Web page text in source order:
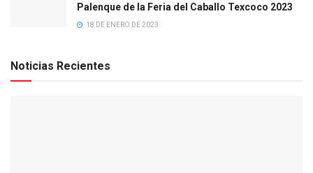
Palenque de la Feria del Caballo Texcoco 2023
18 DE ENERO DE 2023
Noticias Recientes